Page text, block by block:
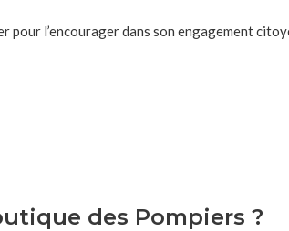
pour l’encourager dans son engagement
des Pompiers ?